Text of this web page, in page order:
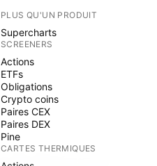
PLUS QU'UN PRODUIT
Supercharts
SCREENERS
Actions
ETFs
Obligations
Crypto coins
Paires CEX
Paires DEX
Pine
CARTES THERMIQUES